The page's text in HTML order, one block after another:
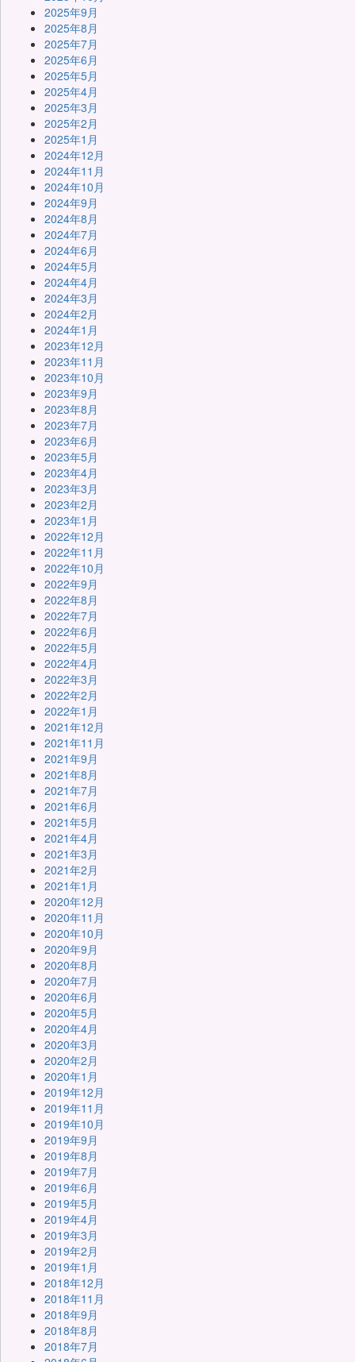
2025年9月
2025年8月
2025年7月
2025年6月
2025年5月
2025年4月
2025年3月
2025年2月
2025年1月
2024年12月
2024年11月
2024年10月
2024年9月
2024年8月
2024年7月
2024年6月
2024年5月
2024年4月
2024年3月
2024年2月
2024年1月
2023年12月
2023年11月
2023年10月
2023年9月
2023年8月
2023年7月
2023年6月
2023年5月
2023年4月
2023年3月
2023年2月
2023年1月
2022年12月
2022年11月
2022年10月
2022年9月
2022年8月
2022年7月
2022年6月
2022年5月
2022年4月
2022年3月
2022年2月
2022年1月
2021年12月
2021年11月
2021年9月
2021年8月
2021年7月
2021年6月
2021年5月
2021年4月
2021年3月
2021年2月
2021年1月
2020年12月
2020年11月
2020年10月
2020年9月
2020年8月
2020年7月
2020年6月
2020年5月
2020年4月
2020年3月
2020年2月
2020年1月
2019年12月
2019年11月
2019年10月
2019年9月
2019年8月
2019年7月
2019年6月
2019年5月
2019年4月
2019年3月
2019年2月
2019年1月
2018年12月
2018年11月
2018年9月
2018年8月
2018年7月